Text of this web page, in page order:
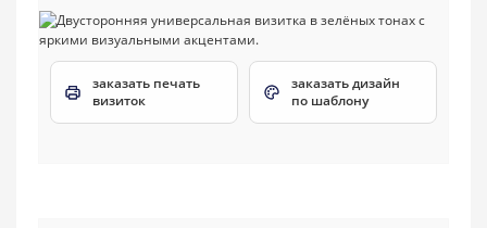
заказать печать
визиток
заказать дизайн
по шаблону